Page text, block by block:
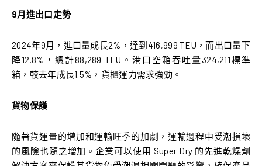
9月進出口走勢
2024年9月，進口量成長2%，達到416,999 TEU，而出口量下
降12.8%，總計88,289 TEU。港口空箱吞吐量324,211標準
箱，較去年成長1.5%，貨櫃運力需求強勁。
貨物保護
隨著貨運量的增加和運輸旺季的加劇，運輸過程中受潮損壞
的風險也隨之增加。企業可以使用 Super Dry 的先進乾燥劑